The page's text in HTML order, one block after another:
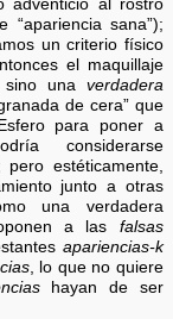
adventicio al rostro
“apariencia sana”);
un criterio físico
el maquillaje
sino una verdadera
de cera” que
para poner a
considerarse
pero estéticamente,
junto a otras
una verdadera
a las falsas
apariencias-k
, lo que no quiere
hayan de ser